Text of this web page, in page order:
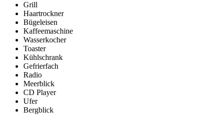
Grill
Haartrockner
Bügeleisen
Kaffeemaschine
Wasserkocher
Toaster
Kühlschrank
Gefrierfach
Radio
Meerblick
CD Player
Ufer
Bergblick